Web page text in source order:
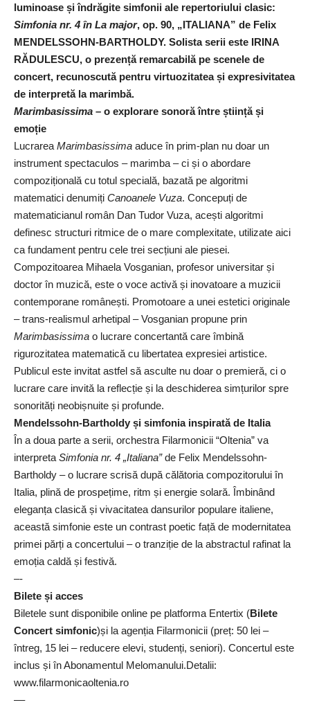
luminoase și îndrăgite simfonii ale repertoriului clasic:
Simfonia nr. 4 în La major, op. 90, „ITALIANA” de Felix
MENDELSSOHN-BARTHOLDY. Solista serii este IRINA
RĂDULESCU, o prezență remarcabilă pe scenele de
concert, recunoscută pentru virtuozitatea și expresivitatea
de interpretă la marimbă.
Marimbasissima – o explorare sonoră între știință și
emoție
LucrareaMarimbasissima aduce în prim-plan nu doar un
instrument spectaculos – marimba – ci și o abordare
compozițională cu totul specială, bazată pe algoritmi
matematici denumiți Canoanele Vuza. Concepuți de
matematicianul român Dan Tudor Vuza, acești algoritmi
definesc structuri ritmice de o mare complexitate, utilizate aici
ca fundament pentru cele trei secțiuni ale piesei.
Compozitoarea Mihaela Vosganian, profesor universitar și
doctor în muzică, este o voce activă și inovatoare a muzicii
contemporane românești. Promotoare a unei estetici originale
– trans-realismul arhetipal – Vosganian propune prin
Marimbasissima o lucrare concertantă care îmbină
rigurozitatea matematică cu libertatea expresiei artistice.
Publicul este invitat astfel să asculte nu doar o premieră, ci o
lucrare care invită la reflecție și la deschiderea simțurilor spre
sonorități neobișnuite și profunde.
Mendelssohn-Bartholdy și simfonia inspirată de Italia
În a doua parte a serii, orchestra Filarmonicii “Oltenia” va
interpretaSimfonia nr. 4 „Italiana”de Felix Mendelssohn-
Bartholdy – o lucrare scrisă după călătoria compozitorului în
Italia, plină de prospețime, ritm și energie solară. Îmbinând
eleganța clasică și vivacitatea dansurilor populare italiene,
această simfonie este un contrast poetic față de modernitatea
primei părți a concertului – o tranziție de la abstractul rafinat la
emoția caldă și festivă.
–-
Bilete și acces
Biletele sunt disponibile online pe platforma Entertix (Bilete
Concert simfonic)și la agenția Filarmonicii (preț: 50 lei –
întreg, 15 lei – reducere elevi, studenți, seniori). Concertul este
inclus și în Abonamentul Melomanului.Detalii:
www.filarmonicaoltenia.ro
––